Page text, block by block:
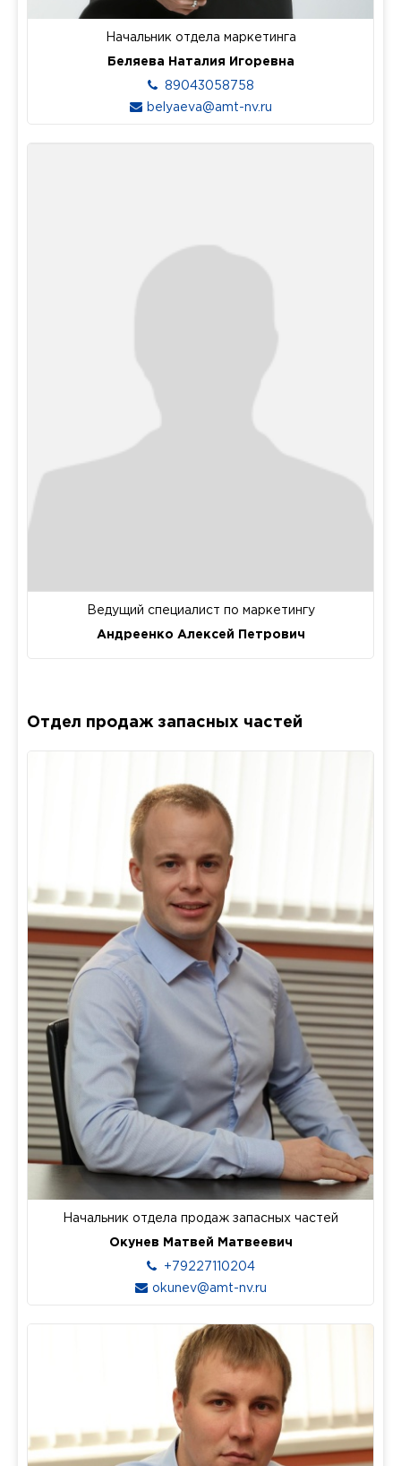
Начальник отдела маркетинга
Беляева Наталия Игоревна
89043058758
belyaeva@amt-nv.ru
Ведущий специалист по маркетингу
Андреенко Алексей Петрович
Отдел продаж запасных частей
Начальник отдела продаж запасных частей
Окунев Матвей Матвеевич
+79227110204
okunev@amt-nv.ru